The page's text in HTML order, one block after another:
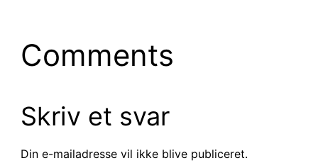
Comments
Skriv et svar
Din e-mailadresse vil ikke blive publiceret.